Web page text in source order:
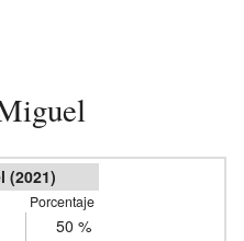
(2021)
Porcentaje
50 %